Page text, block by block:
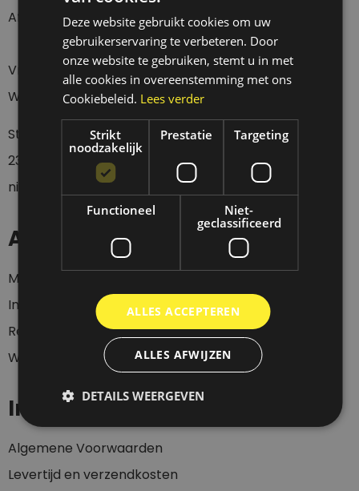
Afhalen Donderdag t/m Zaterdag tussen 12 en 18 uur.
Vragen over een verzending?
Wacht eerst 4 werkdagen geduldig af a.u.b.
Stuur een whatsapp of sms bericht op06-
23437536
wanneer je langs wil komen, want wij zijn
niet altijd aanwezig.
Account
Mijn account
Inloggen
Registeren
Winkelwagen
Informatie
Algemene Voorwaarden
Levertijd en verzendkosten
Deze website gebruikt cookies om uw
gebruikerservaring te verbeteren. Door
onze website te gebruiken, stemt u in met
alle cookies in overeenstemming met ons
Cookiebeleid. Lees verder
Strikt
noodzakelijk
Prestatie Targeting
Functioneel
Niet-
geclassificeerd
ALLES ACCEPTEREN
ALLES AFWIJZEN
DETAILS WEERGEVEN